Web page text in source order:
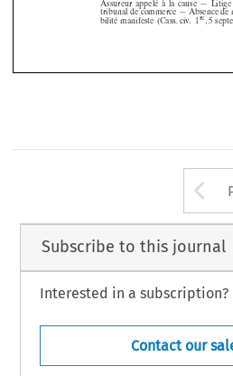
        
     
       
assureur appeléàlacause —l
tribunal de commerce —absence de
bilité manifeste (Cass.civ.1re
Subscribe to this journal
Interested in a subscription?
Contact our